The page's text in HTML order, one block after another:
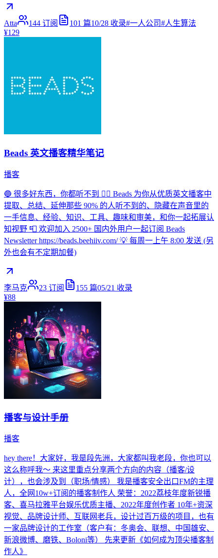
Atta 144 订阅 101 篇10/28 收录#一人公司#人生算法
¥129
Beads 英文播客精华笔记
播客
🔵 很多好东西，你都听不到 👂🏻 Beads 为你从优质英文播客中
提取、总结、延伸那些 90% 的人听不到的、隐藏在声音里的
一手信息、经验、知识、工具、趣味和审美，和你一起拓展认
知视野 📮 欢迎加入 2500+ 国内外用户一起订阅 Beads
Newsletter https://beads.beehiiv.com/ 💡 每周一上午 8:00 发送 (另
外也会有不定期加餐)
李马克 23 订阅 155 篇05/21 收录
¥88
播客与设计手册
播客
hey there！大家好，我是段先洲，大家都叫我老段，你也可以
这么称呼我～ 来这里重点分享两个方向的内容（播客/设
计），也会涉及到（职场/情感） 我是播客安全出口FM的主理
人，全网10w+订阅的播客制作人 荣誉：2022荔枝年度新锐播
客、喜马拉雅平台娱乐优质主播、2022年度创作者 10年+资深
视觉、品牌设计师、互联网老兵，设计过百万级的项目，也有
一家品牌设计的工作室（客户有：冬奥会、联想、中国雄安、
新浪微博、磨铁、Boloni等） 先来更新《如何成为顶尖播客制
作人》